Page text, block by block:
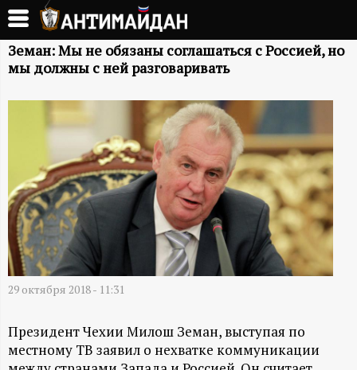
Перейти
основному
содержанию
А
М
А
Й
А
Земан: Мы не обязаны соглашаться с Россией, но
мы должны с ней разговаривать
29 октября 2018 - 11:31
Президент Чехии Милош Земан, выступая по
местному ТВ заявил о нехватке коммуникации